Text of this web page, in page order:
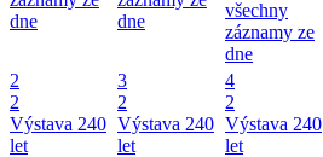
dne
dne
všechny
záznamy ze
dne
2
2
Výstava 240
let
3
2
Výstava 240
let
4
2
Výstava 240
let